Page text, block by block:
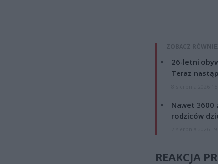
ZOBACZ
26-letni
Teraz
Nawet 3600
rodziców
REAKCJA